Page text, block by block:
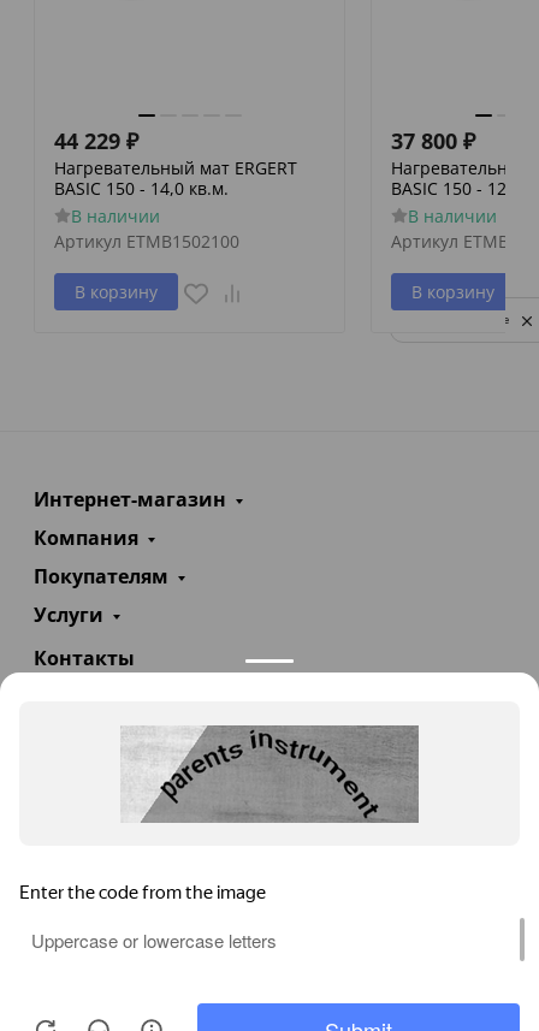
44 229 ₽
Нагревательный мат ERGERT
BASIC 150 - 14,0 кв.м.
В наличии
Артикул ETMB1502100
В корзину
37 800 ₽
Нагревательный
BASIC 150 - 12,0
В наличии
Артикул
В корзину
Интернет-магазин
Компания
Покупателям
Услуги
Контакты
info@teploexpert.com
Пн—Сб 09:00 – 18:00
TeploExpert.com © 2008 - 2026 Оборудование для
систем отопления, водоснабжения, канализации
Privacy notice